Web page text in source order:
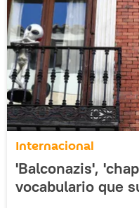
Internacional
'Balconazis',
vocabulario que